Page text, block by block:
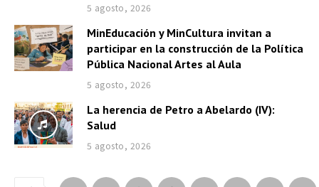
5 agosto, 2026
MinEducación y MinCultura invitan a
participar en la construcción de la Política
Pública Nacional Artes al Aula
5 agosto, 2026
La herencia de Petro a Abelardo (IV):
Salud
5 agosto, 2026